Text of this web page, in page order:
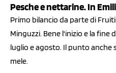
Pesche e nettarine. In
Primo bilancio da parte di
Minguzzi. Bene l'inizio e la fine
luglio e agosto. Il punto anche
mele.